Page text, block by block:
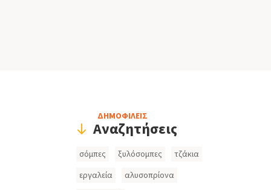
HeaderΔΗΜΟΦΙΛΕΙΣ
Αναζητήσεις
Search
σόμπες ξυλόσομπες
τζάκια
εργαλεία
αλυσοπρίονα